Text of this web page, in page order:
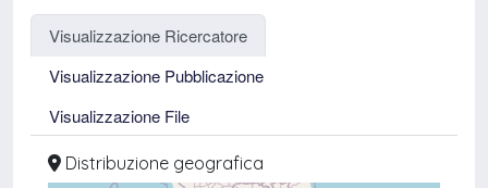
Visualizzazione Ricercatore
Visualizzazione Pubblicazione
Visualizzazione File
Distribuzione geografica